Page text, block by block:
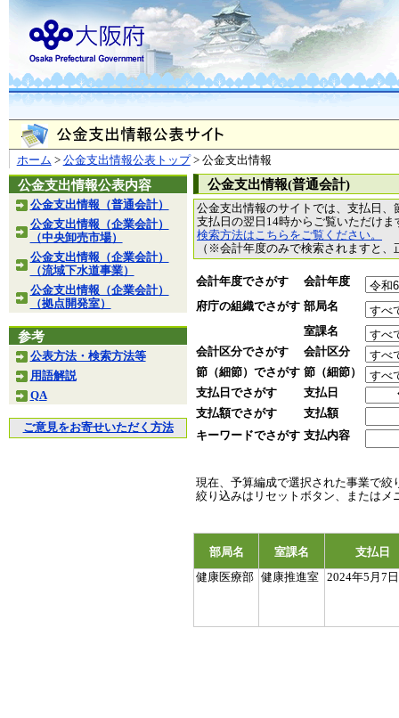
ホーム > 公金支出情報公表トップ> 公金支出情報
公金支出情報公表内容
公金支出情報（普通会計）
公金支出情報（企業会計）
（中央卸売市場）
公金支出情報（企業会計）
（流域下水道事業）
公金支出情報（企業会計）
（拠点開発室）
参考
公表方法・検索方法等
用語解説
QA
ご意見をお寄せいただく方法
公金支出情報(普通会計)
公金支出情報のサイトでは、支払日
支払日の翌日14時からご覧いただけ
検索方法はこちらをご覧ください。
（※会計年度のみで検索されますと
会計年度でさがす
会計年度
府庁の組織でさがす 部局名
室課名
会計区分でさがす
会計区分
節（細節）でさがす 節（細節）
支払日でさがす
支払日
支払額でさがす
支払額
キーワードでさがす 支払内容
現在、予算編成で選択された事業で絞
絞り込みはリセットボタン、または
部局名 室課名
支払日
健康医療部 健康推進室 2024年5月7日